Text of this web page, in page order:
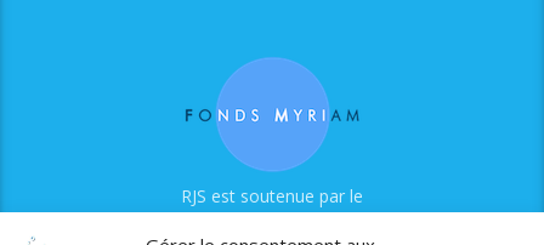
RJS est soutenue par le